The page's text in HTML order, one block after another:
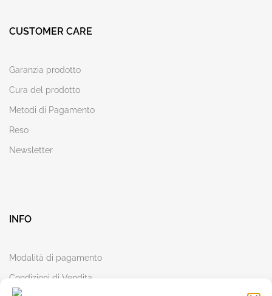
CUSTOMER CARE
Garanzia prodotto
Cura del prodotto
Metodi di Pagamento
Reso
Newsletter
INFO
Modalità di pagamento
Condizioni di Vendita